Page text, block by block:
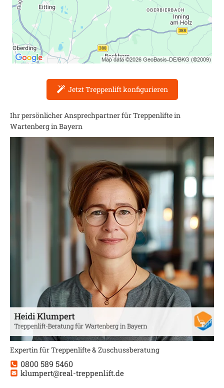
Jetzt Treppenlift konfigurieren
Ihr persönlicher Ansprechpartner für Treppenlifte in
Wartenberg in Bayern
Expertin für Treppenlifte & Zuschussberatung
0800 589 5460
klumpert@real-treppenlift.de